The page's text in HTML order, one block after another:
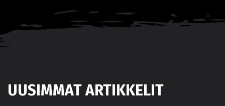
UUSIMMAT ARTIKKELIT